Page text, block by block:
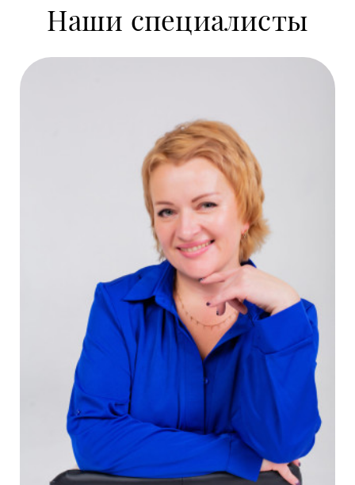
Наши специалисты